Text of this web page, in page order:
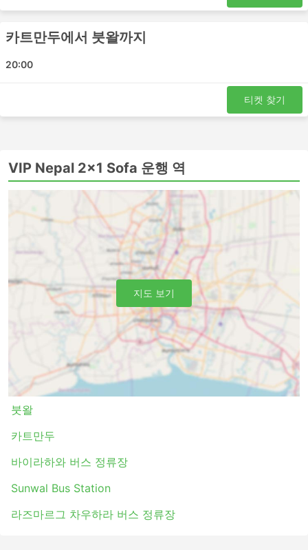
비라 하와 - 카트만두
VIP Nepal 2x1 Sofa 티켓 가격 및 좌석 등
급
대한 요구 사항에 맞게 여행을 거의 맞춤화할 수 있다는 것
입니다. 가장 저렴한 여행은 일반적으로 표준 클래스 버스로
제공됩니다. 로컬, 익스프레스 또는 일반 버스라고 할 수 있
습니다. 이것은 짧은 여행에 좋은 선택입니다. 수면 좌석이
있는 버스 또는 VIP 버스는 장거리 및 야간 여행 모두에 적
합합니다. 침대나 넓고 푹신한 등받이가 있는 좌석이 제공되
며 때로는 빌트인 마사지 옵션, 담요, 음료 및 간식이 제공되
거나에서 화장실 이용시간 또는 버스가 주유를 하는 동안 식
사가 제공됩니다. 야간 버스로 여행하면 호텔비를 절약할 수
있지만 가장 편안한 승차를 위해 버스 등급을 현명하게 선택
하세요. 가격은 항상 주행 거리와 버스 유형에 따라 다릅니
다. 일부 단거리 여행의 경우, 일반 버스로 여행하는 데 소요
되는 시간을 두 배로 절약할 수 있으므로 추가 비용을 투자
하고 VIP 버스 좌석을 구입하는 것이 좋습니다.
버스 여행 장단점
버스 여행 장점
고의 선택입니다. 버스 네트워크는 종종 거의 전국을
비행기 여행이나 때때로 철도 여행과는 반대로 버스를
타는 것은 버스 정류장에 미리 도착할 필요가 없습니
카트만두에서 붓왈까지
20:00
티켓 찾기
VIP Nepal 2x1 Sofa 운행 역
붓왈
카트만두
바이라하와 버스 정류장
Sunwal Bus Station
라즈마르그 차우하라 버스 정류장
지도 보기